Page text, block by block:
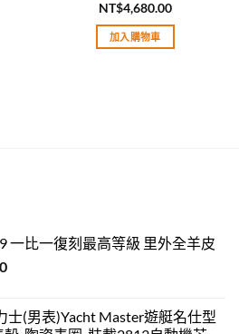
評分5.00
滿分 5
NT$4,680.00
加入購物車
一比一復刻最高等級 里外全羊皮
士(男表)Yacht Master遊艇名仕型